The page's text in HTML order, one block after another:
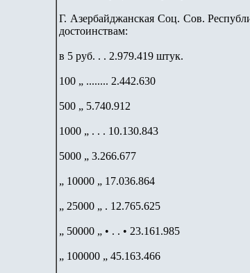
Г. Азербайджанская Соц. Сов.
достоинствам:
в 5 руб. . . 2.979.419 штук.
100 „ ........ 2.442.630
500 „ 5.740.912
1000 „ . . . 10.130.843
5000 „ 3.266.677
„ 10000 „ 17.036.864
„ 25000 „ . 12.765.625
„ 50000 „ • . . • 23.161.985
„ 100000 „ 45.163.466